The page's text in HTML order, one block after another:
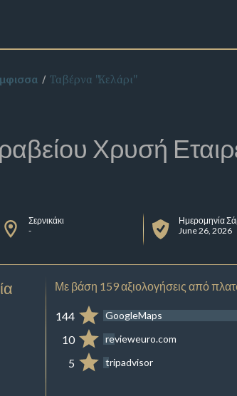
Ταβέρνα "Κελάρι"
Χρυσή
Σερνικάκι
-
Ημερομηνία
June 26, 2026
Με βάση 159 αξιολογήσεις από
144 GoogleMaps
10 revieweuro.com
5 tripadvisor